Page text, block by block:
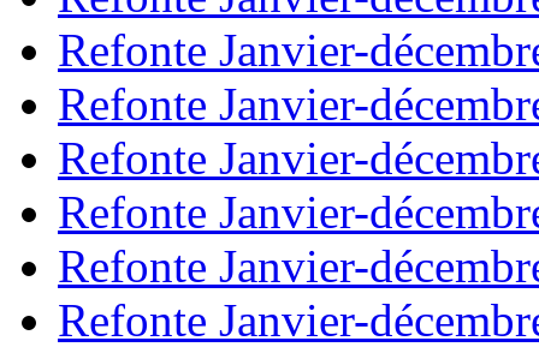
Refonte Janvier-
Refonte Janvier-
Refonte Janvier-
Refonte Janvier-
Refonte Janvier-
Refonte Janvier-